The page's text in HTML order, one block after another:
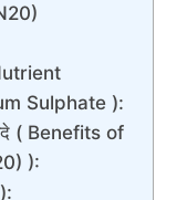
Sulphate ):
( Benefits of
):